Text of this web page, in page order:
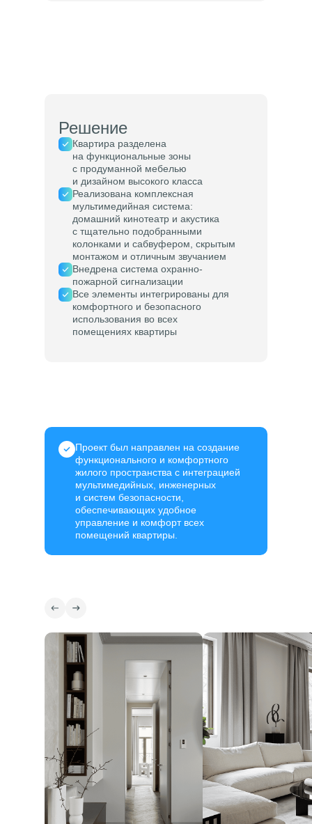
Решение
Квартира разделена
на функциональные зоны
с продуманной мебелью
и дизайном высокого класса
Реализована комплексная
мультимедийная система:
домашний кинотеатр и акустика
с тщательно подобранными
колонками и сабвуфером, скрытым
монтажом и отличным звучанием
Внедрена система охранно-
пожарной сигнализации
Все элементы интегрированы для
комфортного и безопасного
использования во всех
помещениях квартиры
Проект был направлен на создание
функционального и комфортного
жилого пространства с интеграцией
мультимедийных, инженерных
и систем безопасности,
обеспечивающих удобное
управление и комфорт всех
помещений квартиры.